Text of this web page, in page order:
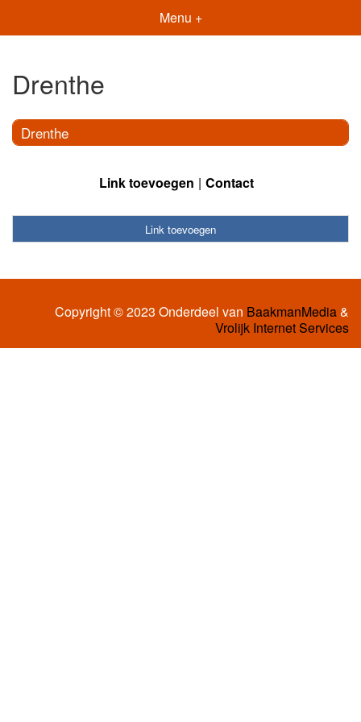
Menu +
Drenthe
Drenthe
Link toevoegen Contact
Link toevoegen
Copyright © 2023 Onderdeel van BaakmanMedia&
Vrolijk Internet Services